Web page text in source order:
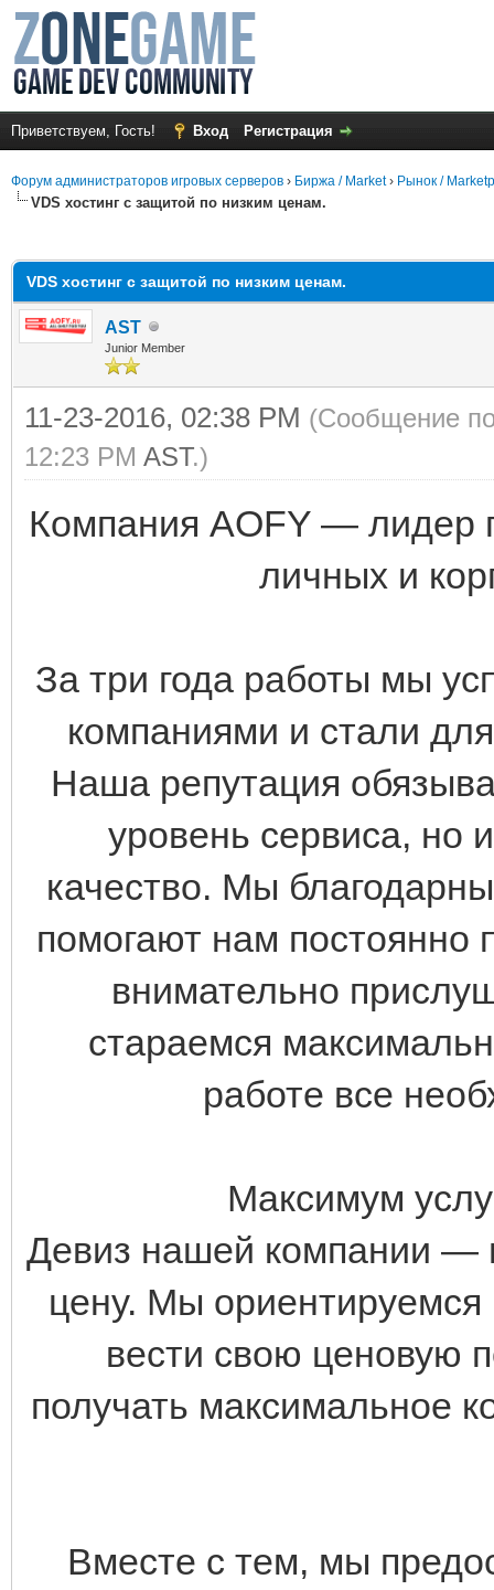
Приветствуем, Гость! Вход Регистрация
Форум администраторов игровых серверов › Биржа / Market› Рынок /
VDS хостинг с защитой по низким ценам.
VDS хостинг с защитой по низким ценам.
AST
Junior Member
11-23-2016, 02:38 PM (Сообщение
12:23 PM AST.)
Компания AOFY — лидер
личных и
За три года работы мы
компаниями и стали
Наша репутация
уровень сервиса, но
качество. Мы
помогают нам
внимательно
стараемся
работе все
Максимум
Девиз нашей компании —
цену. Мы
вести свою ценовую
получать максимальное
Вместе с тем, мы